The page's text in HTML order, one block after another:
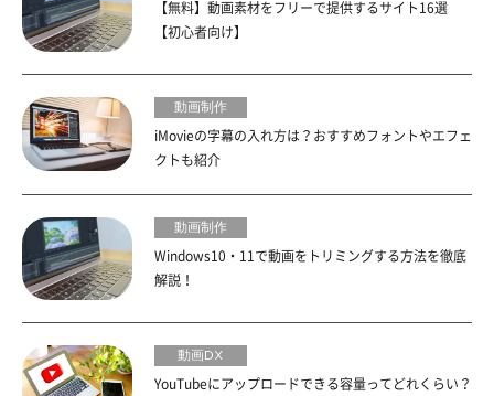
【無料】動画素材をフリーで提供するサイト16選
【初心者向け】
動画制作
iMovieの字幕の入れ方は？おすすめフォントやエフェ
クトも紹介
動画制作
Windows10・11で動画をトリミングする方法を徹底
解説！
動画DX
YouTubeにアップロードできる容量ってどれくらい？